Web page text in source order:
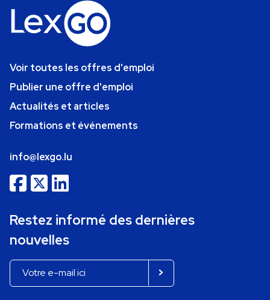
Voir toutes les offres d'emploi
Publier une offre d'emploi
Actualités et articles
Formations et événements
info@lexgo.lu
Restez informé des dernières
nouvelles